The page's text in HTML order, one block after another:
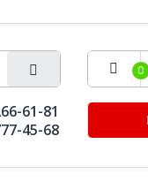
0
61-81
45-68